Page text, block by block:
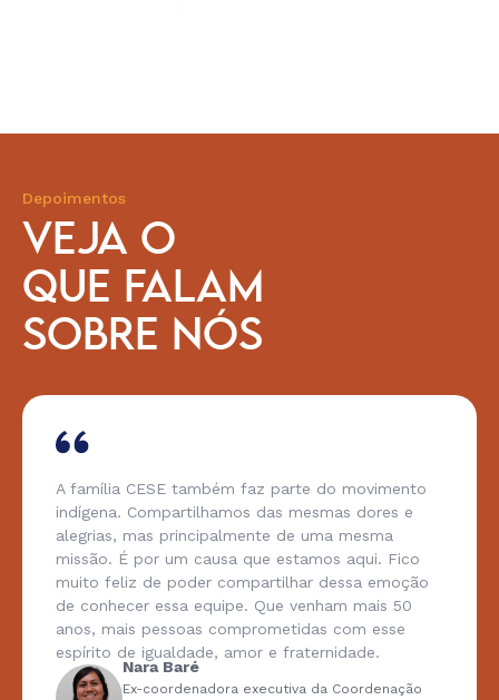
Depoimentos
VEJA O
QUE FALAM
SOBRE NÓS
A família CESE também faz parte do movimento
indígena. Compartilhamos das mesmas dores e
alegrias, mas principalmente de uma mesma
missão. É por um causa que estamos aqui. Fico
muito feliz de poder compartilhar dessa emoção
de conhecer essa equipe. Que venham mais 50
anos, mais pessoas comprometidas com esse
espírito de igualdade, amor e fraternidade.
Nara Baré
Ex-coordenadora executiva da Coordenação